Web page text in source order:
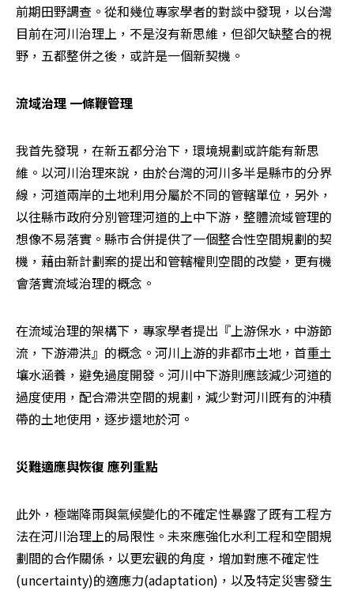
前期田野調查。從和幾位專家學者的對談中發現，以台灣
目前在河川治理上，不是沒有新思維，但卻欠缺整合的視
野，五都整併之後，或許是一個新契機。
流域治理 一條鞭管理
我首先發現，在新五都分治下，環境規劃或許能有新思
維。以河川治理來說，由於台灣的河川多半是縣市的分界
線，河道兩岸的土地利用分屬於不同的管轄單位，另外，
以往縣市政府分別管理河道的上中下游，整體流域管理的
想像不易落實。縣市合併提供了一個整合性空間規劃的契
機，藉由新計劃案的提出和管轄權則空間的改變，更有機
會落實流域治理的概念。
在流域治理的架構下，專家學者提出『上游保水，中游節
流，下游滯洪』的概念。河川上游的非都市土地，首重土
壤水涵養，避免過度開發。河川中下游則應該減少河道的
過度使用，配合滯洪空間的規劃，減少對河川既有的沖積
帶的土地使用，逐步還地於河。
災難適應與恢復 應列重點
此外，極端降雨與氣候變化的不確定性暴露了既有工程方
法在河川治理上的局限性。未來應強化水利工程和空間規
劃間的合作關係，以更宏觀的角度，增加對應不確定性
(uncertainty)的適應力(adaptation)，以及特定災害發生